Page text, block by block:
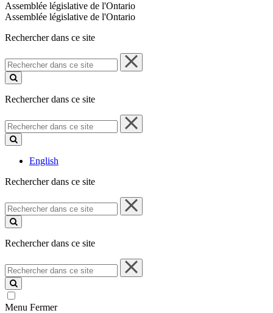
Assemblée législative de l'Ontario
Assemblée législative de l'Ontario
Rechercher dans ce site
Rechercher
dans
ce
Rechercher dans ce site
Rechercher
dans
ce
English
Rechercher dans ce site
Rechercher
dans
ce
Rechercher dans ce site
Rechercher
dans
ce
site
Menu Fermer